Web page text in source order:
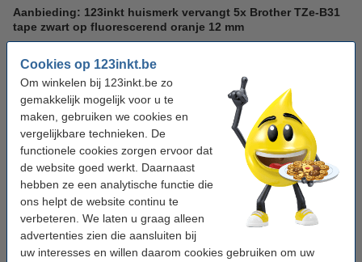
Cookies op 123inkt.be
Om winkelen bij 123inkt.be zo
gemakkelijk mogelijk voor u te
maken, gebruiken we cookies en
vergelijkbare technieken. De
functionele cookies zorgen ervoor dat
de website goed werkt. Daarnaast
hebben ze een analytische functie die
ons helpt de website continu te
verbeteren. We laten u graag alleen
advertenties zien die aansluiten bij
uw interesses en willen daarom cookies gebruiken om uw
Aanbieding: 123inkt huismerk vervangt 5x Brother TZe-B31
tape zwart op fluorescerend oranje 12 mm
Bekijk de specificaties en omschrijving
Direct leverbaar
Morgen in huis
€ 48,50 Bestellen
Tip
Wij adviseren u om deze tape i.p.v. de originele tape te nemen.